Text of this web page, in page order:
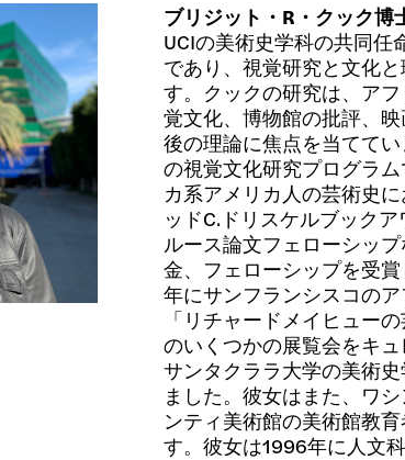
ブリジット・R・クック博
UCIの美術史学科の共同任
であり、視覚研究と文化
す。クックの研究は、ア
覚文化、博物館の批評、
後の理論に焦点を当てて
の視覚文化研究プログラ
カ系アメリカ人の芸術史
ッドC.ドリスケルブック
ルース論文フェローシッ
金、フェローシップを受
年にサンフランシスコの
「リチャードメイヒュー
のいくつかの展覧会をキュ
サンタクララ大学の美術
ました。彼女はまた、ワ
ンティ美術館の美術館教
す。彼女は1996年に人文